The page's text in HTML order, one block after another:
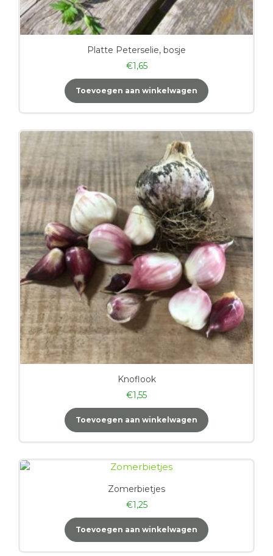
Platte Peterselie, bosje
€1,65
Toevoegen aan winkelwagen
Knoflook
€1,55
Toevoegen aan winkelwagen
Zomerbietjes
€1,25
Toevoegen aan winkelwagen